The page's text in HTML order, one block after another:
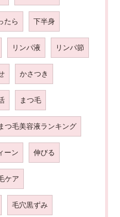
たら 下半身
リンパ液 リンパ節
かさつき
まつ毛
つ毛美容液ランキング
ーン 伸びる
ケア
毛穴黒ずみ